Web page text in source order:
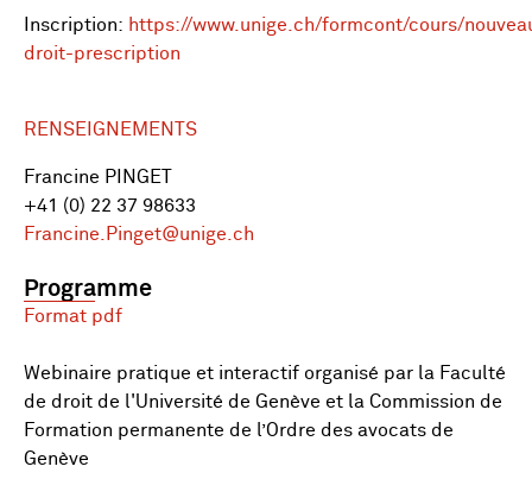
Inscription: https://www.unige.ch/formcont/cours/
droit-prescription
RENSEIGNEMENTS
Francine PINGET
+41 (0) 22 37 98633
Francine.Pinget@unige.ch
Programme
Format pdf
Webinaire pratique et interactif organisé par la Faculté
de droit de l'Université de Genève et la Commission de
Formation permanente de l’Ordre des avocats de
Genève